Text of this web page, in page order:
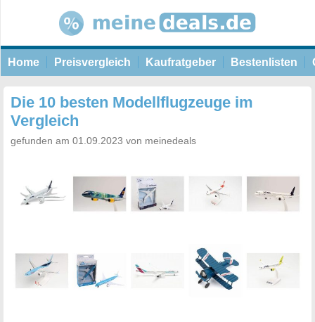
Home Preisvergleich Kaufratgeber Bestenlisten
Die 10 besten Modellflugzeuge im
Vergleich
gefunden am 01.09.2023 von meinedeals